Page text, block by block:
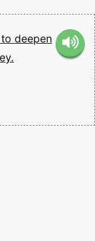
to deepen